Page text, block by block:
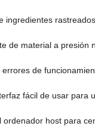
ingredientes
de material a
de
fácil de usar para
host para